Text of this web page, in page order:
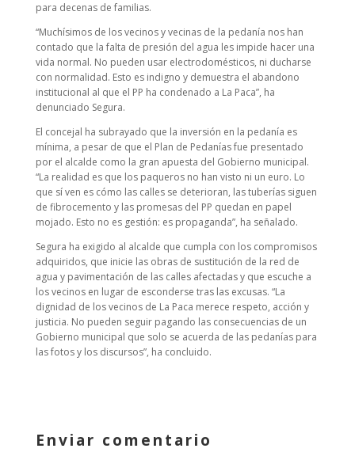
para decenas de familias.
“Muchísimos de los vecinos y vecinas de la pedanía nos han
contado que la falta de presión del agua les impide hacer una
vida normal. No pueden usar electrodomésticos, ni ducharse
con normalidad. Esto es indigno y demuestra el abandono
institucional al que el PP ha condenado a La Paca”, ha
denunciado Segura.
El concejal ha subrayado que la inversión en la pedanía es
mínima, a pesar de que el Plan de Pedanías fue presentado
por el alcalde como la gran apuesta del Gobierno municipal.
“La realidad es que los paqueros no han visto ni un euro. Lo
que sí ven es cómo las calles se deterioran, las tuberías siguen
de fibrocemento y las promesas del PP quedan en papel
mojado. Esto no es gestión: es propaganda”, ha señalado.
Segura ha exigido al alcalde que cumpla con los compromisos
adquiridos, que inicie las obras de sustitución de la red de
agua y pavimentación de las calles afectadas y que escuche a
los vecinos en lugar de esconderse tras las excusas. “La
dignidad de los vecinos de La Paca merece respeto, acción y
justicia. No pueden seguir pagando las consecuencias de un
Gobierno municipal que solo se acuerda de las pedanías para
las fotos y los discursos”, ha concluido.
Enviar comentario